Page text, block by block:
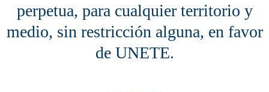
perpetua, para cualquier territorio y
medio, sin restricción alguna, en favor
de UNETE.